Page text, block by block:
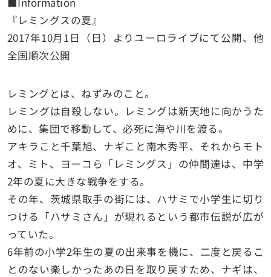
『レミングスの夏』
2017年10月1日（日）よりユーロライブにて公開、他
全国順次公開
レミングとは、ねずみのこと。
レミングは自殺しない。レミングは新天地に向かうた
めに、集団で移動して、必死に海や川を渡る。
アキラこと千葉旭、ナギこと南木秀平、それからモト
オ、ミト、ヨーコら「レミングス」の仲間達は、中学
2年の夏に大きな戦争をする。
その年、茨城県取手の街には、ハサミで小学生に切り
つける「ハサミさん」が現れるという都市伝説が広が
っていた。
6年前の小学2年生の夏の出来事を機に、二度と戻るこ
とのない楽しかったあの日を取り戻すため、ナギは、